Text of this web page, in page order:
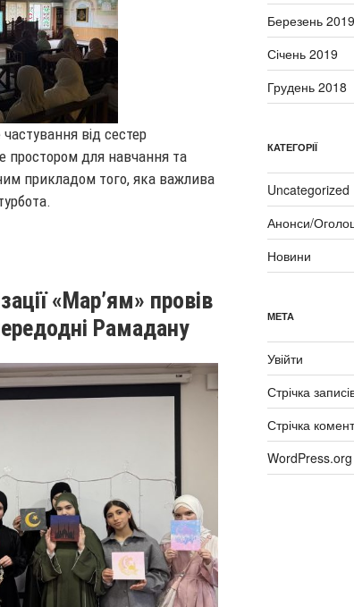
від сестер
простором для навчання та
прикладом того, яка важлива
«Мар’ям» провів
Рамадану
Березень 2019
Січень 2019
Грудень 2018
КАТЕГОРІЇ
Uncategorized
Анонси/
Новини
МЕТА
Увійти
Стрічка
Стрічка
WordPress.org